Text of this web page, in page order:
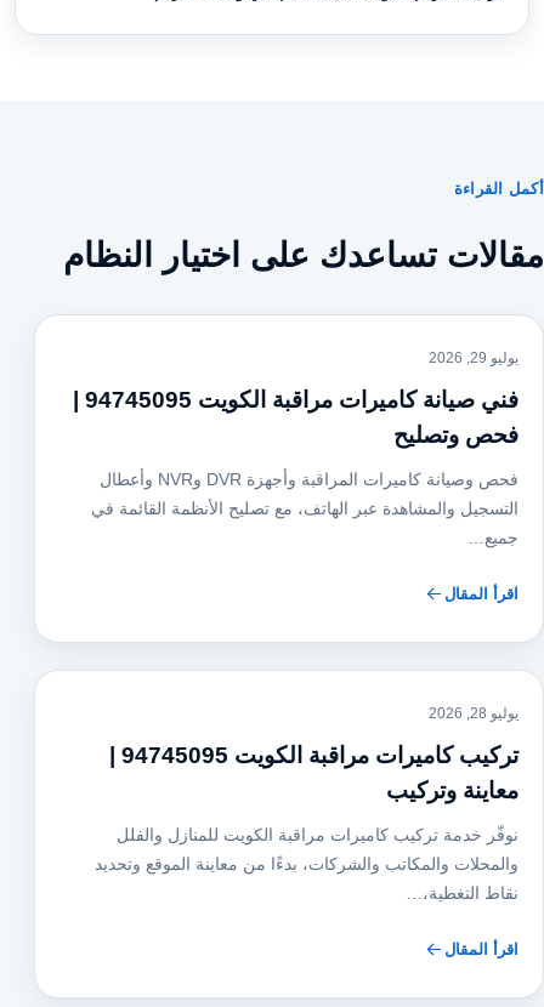
أكمل القراءة
مقالات تساعدك على اختيار النظام
يوليو 29, 2026
فحص وتصليح
فحص وصيانة كاميرات المراقبة وأجهزة DVR وNVR وأعطال
التسجيل والمشاهدة عبر الهاتف، مع تصليح الأنظمة القائمة في
جميع…
اقرأ المقال
يوليو 28, 2026
معاينة وتركيب
نوفّر خدمة تركيب كاميرات مراقبة الكويت للمنازل والفلل
والمحلات والمكاتب والشركات، بدءًا من معاينة الموقع وتحديد
نقاط التغطية،…
اقرأ المقال